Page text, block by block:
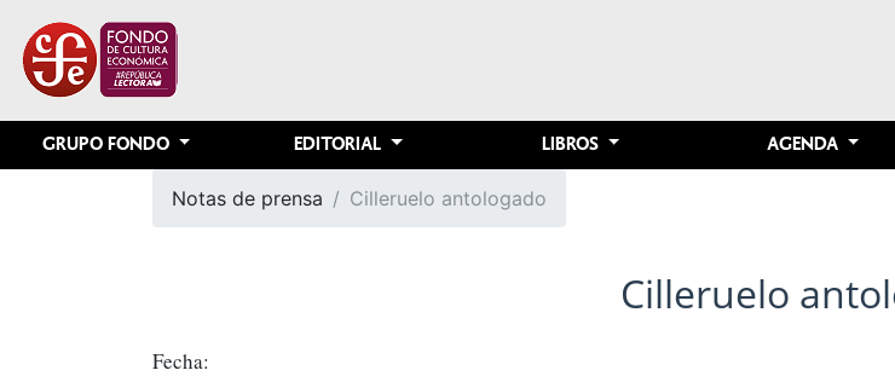
GRUPO FONDO EDITORIAL LIBROS AGENDA
Notas de prensa Cilleruelo antologado
Cilleruelo
Fecha: